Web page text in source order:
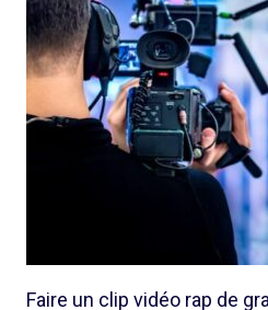
Faire un clip vidéo rap de